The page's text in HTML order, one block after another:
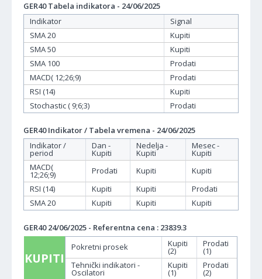
GER40 Tabela indikatora - 24/06/2025
Indikator
Signal
SMA 20
Kupiti
SMA 50
Kupiti
SMA 100
Prodati
MACD( 12;26;9)
Prodati
RSI (14)
Kupiti
Stochastic ( 9;6;3)
Prodati
GER40 Indikator / Tabela vremena - 24/06/2025
Indikator /
period
Dan -
Kupiti
Nedelja -
Kupiti
Mesec -
Kupiti
MACD(
12;26;9) Prodati Kupiti
Kupiti
RSI (14)
Kupiti Kupiti
Prodati
SMA 20
Kupiti Kupiti Kupiti
GER40 24/06/2025 - Referentna cena : 23839.3
KUPITI
Pokretni prosek Kupiti
(2)
Prodati
(1)
Tehnički indikatori -
Oscilatori
Kupiti
(1)
Prodati
(2)